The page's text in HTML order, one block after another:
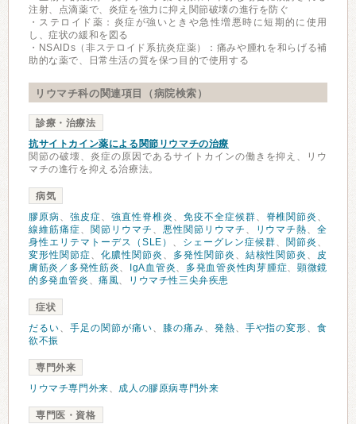
注射、点滴薬で、炎症を強力に抑え関節破壊の進行を防ぐ
・ステロイド薬：炎症が強いときや急性増悪時に短期的に使用
し、症状の緩和を図る
・NSAIDs（非ステロイド系抗炎症薬）：痛みや腫れを和らげる補
助的な薬で、日常生活の質を保つ目的で使用する
リウマチ科の関連項目（病院検索）
診療・治療法
抗サイトカイン薬による関節リウマチの治療
関節の破壊、炎症の原因であるサイトカインの働きを抑え、リウ
マチの進行を抑える治療法。
病気
膠原病、 強皮症、 強直性脊椎炎 、 免疫不全症候群、 脊椎関節炎 、
線維筋痛症、 関節リウマチ 、 悪性関節リウマチ 、 リウマチ熱、全
身性エリテマトーデス（SLE） 、 シェーグレン症候群、 関節炎 、
変形性関節症、 化膿性関節炎 、 多発性関節炎 、 結核性関節炎 、 皮
膚筋炎／多発性筋炎、 IgA血管炎、 多発血管炎性肉芽腫症、 顕微鏡
的多発血管炎 、痛風、 リウマチ性三尖弁疾患
症状
だるい、 手足の関節が痛い、 膝の痛み、 発熱、 手や指の変形、食
欲不振
専門外来
リウマチ専門外来、 成人の膠原病専門外来
専門医・資格